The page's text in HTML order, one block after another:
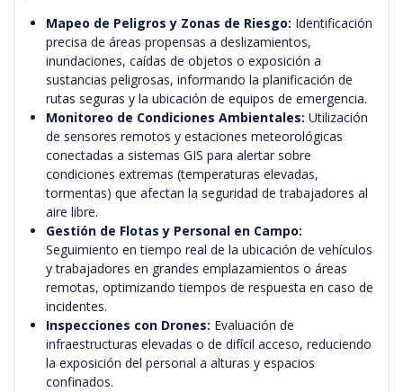
Mapeo de Peligros y Zonas de Riesgo: Identificación
precisa de áreas propensas a deslizamientos,
inundaciones, caídas de objetos o exposición a
sustancias peligrosas, informando la planificación de
rutas seguras y la ubicación de equipos de emergencia.
Monitoreo de Condiciones Ambientales: Utilización
de sensores remotos y estaciones meteorológicas
conectadas a sistemas GIS para alertar sobre
condiciones extremas (temperaturas elevadas,
tormentas) que afectan la seguridad de trabajadores al
aire libre.
Gestión de Flotas y Personal en Campo:
Seguimiento en tiempo real de la ubicación de vehículos
y trabajadores en grandes emplazamientos o áreas
remotas, optimizando tiempos de respuesta en caso de
incidentes.
Inspecciones con Drones: Evaluación de
infraestructuras elevadas o de difícil acceso, reduciendo
la exposición del personal a alturas y espacios
confinados.